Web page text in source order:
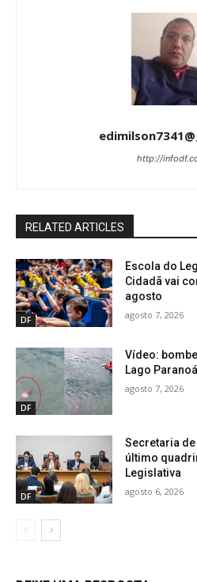
http://
RELATED ARTICLES
DF
Escola do
Cidadã vai
agosto
agosto 7, 2026
DF
Vídeo:
Lago Paranoá
agosto 7, 2026
DF
Secretaria
último
Legislativa
agosto 6, 2026